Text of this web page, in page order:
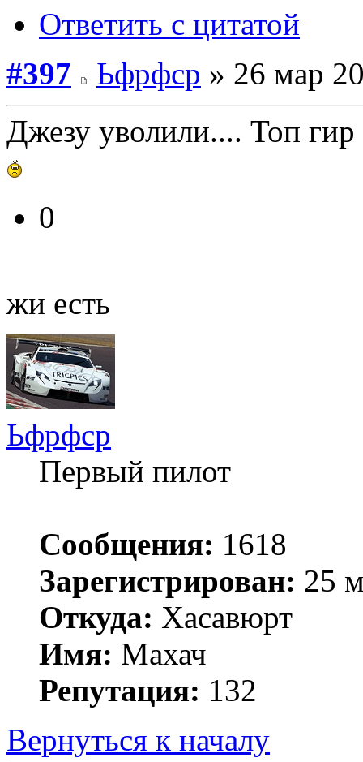
Ответить с цитатой
#397
Ьфрфср » 26 мар
Джезу уволили.... Топ
0
жи есть
Ьфрфср
Первый пилот
Сообщения: 1618
Зарегистрирован: 25
Откуда: Хасавюрт
Имя: Махач
Репутация: 132
Вернуться к началу